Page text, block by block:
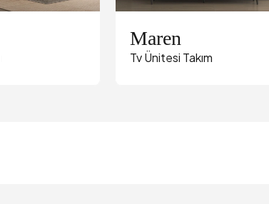
Maren
Tv Ünitesi Takım